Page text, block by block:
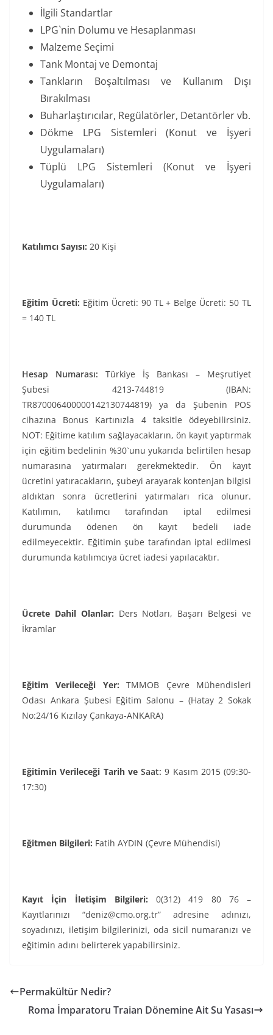
İlgili Standartlar
LPG`nin Dolumu ve Hesaplanması
Malzeme Seçimi
Tank Montaj ve Demontaj
Tankların Boşaltılması ve Kullanım Dışı
Bırakılması
Buharlaştırıcılar, Regülatörler, Detantörler vb.
Dökme LPG Sistemleri (Konut ve İşyeri
Uygulamaları)
Tüplü LPG Sistemleri (Konut ve İşyeri
Uygulamaları)
Katılımcı Sayısı: 20 Kişi
Eğitim Ücreti: Eğitim Ücreti: 90 TL + Belge Ücreti: 50 TL
= 140 TL
Hesap Numarası: Türkiye İş Bankası – Meşrutiyet
Şubesi 4213-744819 (IBAN:
TR870006400000142130744819) ya da Şubenin POS
cihazına Bonus Kartınızla 4 taksitle ödeyebilirsiniz.
NOT: Eğitime katılım sağlayacakların, ön kayıt yaptırmak
için eğitim bedelinin %30`unu yukarıda belirtilen hesap
numarasına yatırmaları gerekmektedir. Ön kayıt
ücretini yatıracakların, şubeyi arayarak kontenjan bilgisi
aldıktan sonra ücretlerini yatırmaları rica olunur.
Katılımın, katılımcı tarafından iptal edilmesi
durumunda ödenen ön kayıt bedeli iade
edilmeyecektir. Eğitimin şube tarafından iptal edilmesi
durumunda katılımcıya ücret iadesi yapılacaktır.
Ücrete Dahil Olanlar: Ders Notları, Başarı Belgesi ve
İkramlar
Eğitim Verileceği Yer: TMMOB Çevre Mühendisleri
Odası Ankara Şubesi Eğitim Salonu – (Hatay 2 Sokak
No:24/16 Kızılay Çankaya-ANKARA)
Eğitimin Verileceği Tarih veSaat: 9 Kasım 2015 (09:30-
17:30)
Eğitmen Bilgileri: Fatih AYDIN (Çevre Mühendisi)
Kayıt İçin İletişim Bilgileri: 0(312) 419 80 76 –
Kayıtlarınızı “deniz@cmo.org.tr” adresine adınızı,
soyadınızı, iletişim bilgilerinizi, oda sicil numaranızı ve
eğitimin adını belirterek yapabilirsiniz.
Permakültür Nedir?
Roma İmparatoru Traian Dönemine Ait Su Yasası